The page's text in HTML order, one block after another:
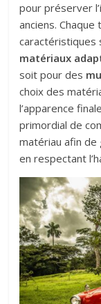
pour préserver
anciens. Chaque
caractéristiques
matériaux
soit pour des
choix des
l’apparence
primordial de
matériau afin de
en respectant